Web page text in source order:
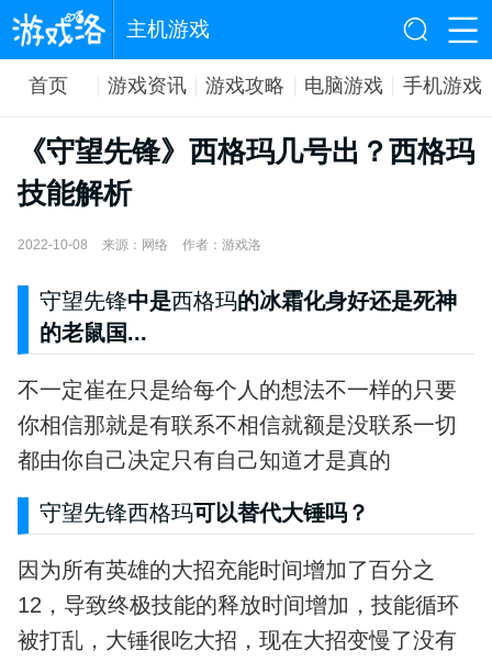
主机游戏
首页 游戏资讯 游戏攻略 电脑游戏 手机游戏
《守望先锋》西格玛几号出？西格玛
技能解析
2022-10-08 来源：网络 作者：游戏洛
守望先锋中是西格玛的冰霜化身好还是死神
的老鼠国...
不一定崔在只是给每个人的想法不一样的只要
你相信那就是有联系不相信就额是没联系一切
都由你自己决定只有自己知道才是真的
守望先锋西格玛可以替代大锤吗？
因为所有英雄的大招充能时间增加了百分之
12，导致终极技能的释放时间增加，技能循环
被打乱，大锤很吃大招，现在大招变慢了没有